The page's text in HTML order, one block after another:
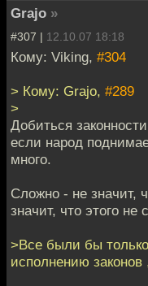
Grajo »
#307 | 12.10.07 18:18
Кому: Viking, #304
> Кому: Grajo, #289
>
Добиться
если народ
много.
Сложно - не значит,
значит, что этого не
>Все были бы
исполнению законов